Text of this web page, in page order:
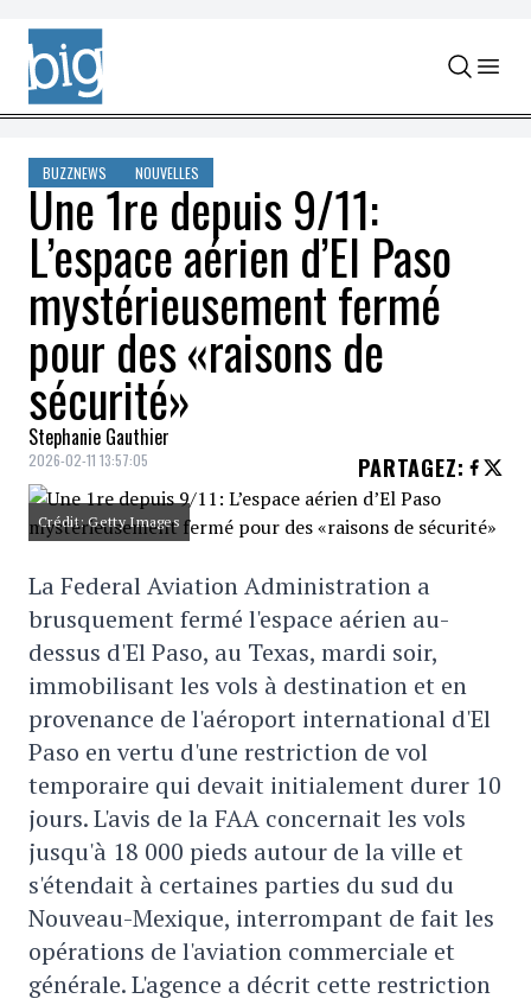
Skip to content
BUZZNEWS NOUVELLES
Une 1re depuis 9/11:
L’espace aérien d’El Paso
mystérieusement fermé
pour des «raisons de
sécurité»
Stephanie Gauthier
2026-02-11 13:57:05 PARTAGEZ:
Crédit: Getty Images
La Federal Aviation Administration a
brusquement fermé l'espace aérien au-
dessus d'El Paso, au Texas, mardi soir,
immobilisant les vols à destination et en
provenance de l'aéroport international d'El
Paso en vertu d'une restriction de vol
temporaire qui devait initialement durer 10
jours. L'avis de la FAA concernait les vols
jusqu'à 18 000 pieds autour de la ville et
s'étendait à certaines parties du sud du
Nouveau-Mexique, interrompant de fait les
opérations de l'aviation commerciale et
générale. L'agence a décrit cette restriction